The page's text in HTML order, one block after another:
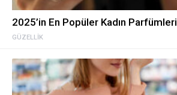
GÜZELLIK
2025’in En Popüler Kadın Parfümleri